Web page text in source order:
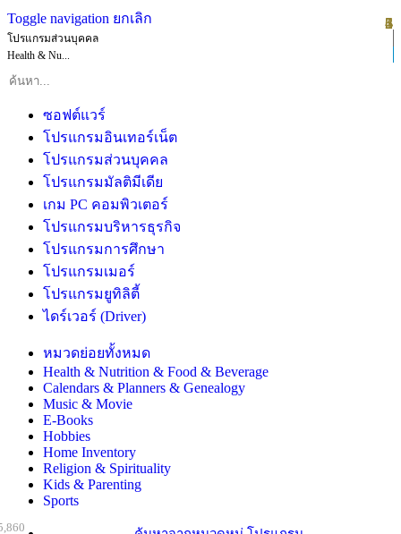
Toggle navigation ยกเลิก
โปรแกรมส่วนบุคคล
Health & Nu...
ซอฟต์แวร์
โปรแกรมอินเทอร์เน็ต
โปรแกรมส่วนบุคคล
โปรแกรมมัลติมีเดีย
เกม PC คอมพิวเตอร์
โปรแกรมบริหารธุรกิจ
โปรแกรมการศึกษา
โปรแกรมเมอร์
โปรแกรมยูทิลิตี้
ไดร์เวอร์ (Driver)
หมวดย่อยทั้งหมด
Health & Nutrition & Food & Beverage
Calendars & Planners & Genealogy
Music & Movie
E-Books
Hobbies
Home Inventory
Religion & Spirituality
Kids & Parenting
Sports
1
2
3
4
5
6